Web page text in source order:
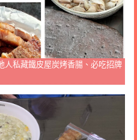
人私藏鐵皮屋炭烤香腸、必吃招牌